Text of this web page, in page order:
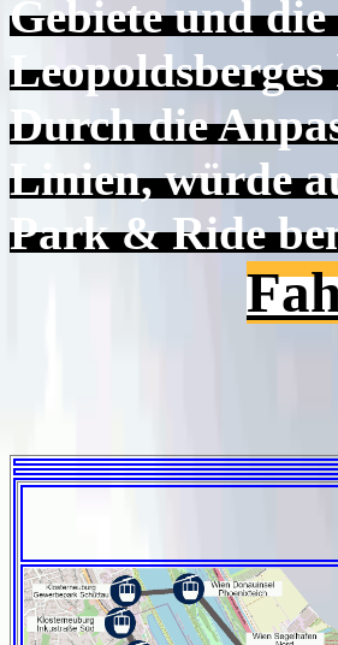
Gebiete und
Durch die
Linien, würde
Park & Ride